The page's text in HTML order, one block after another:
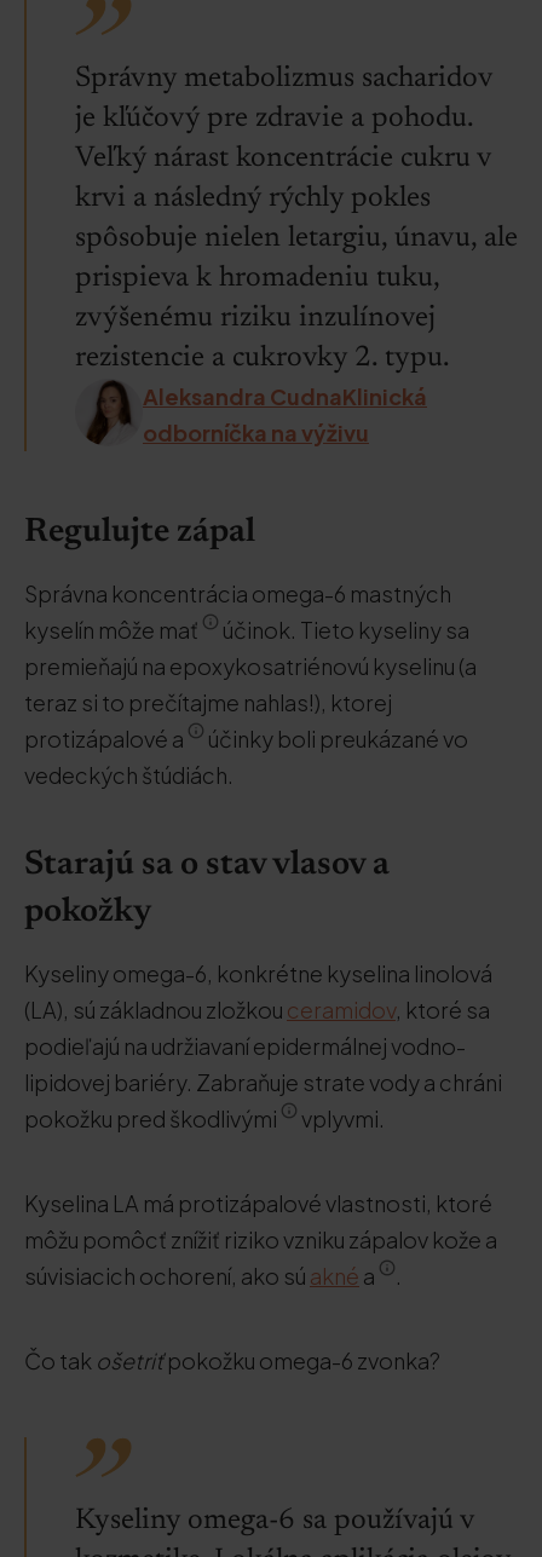
Správny metabolizmus sacharidov
je kľúčový pre zdravie a pohodu.
Veľký nárast koncentrácie cukru v
krvi a následný rýchly pokles
spôsobuje nielen letargiu, únavu, ale
prispieva k hromadeniu tuku,
zvýšenému riziku inzulínovej
rezistencie a cukrovky 2. typu.
Aleksandra CudnaKlinická
odborníčka na výživu
Regulujte zápal
Správna koncentrácia omega-6 mastných
kyselín môže mať
účinok. Tieto kyseliny sa
premieňajú na epoxykosatriénovú kyselinu (a
teraz si to prečítajme nahlas!), ktorej
protizápalové a
účinky boli preukázané vo
vedeckých štúdiách.
Starajú sa o stav vlasov a
pokožky
Kyseliny omega-6, konkrétne kyselina linolová
(LA), sú základnou zložkou ceramidov, ktoré sa
podieľajú na udržiavaní epidermálnej vodno-
lipidovej bariéry. Zabraňuje strate vody a chráni
pokožku pred škodlivými
vplyvmi.
Kyselina LA má protizápalové vlastnosti, ktoré
môžu pomôcť znížiť riziko vzniku zápalov kože a
súvisiacich ochorení, ako sú akné a .
Čo tak ošetriťpokožku omega-6 zvonka?
Kyseliny omega-6 sa používajú v